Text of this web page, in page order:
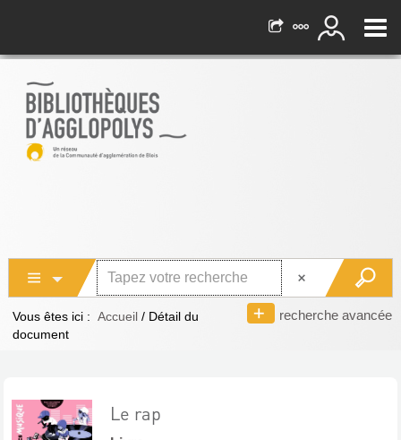
recherche avancée
Vous êtes ici : Accueil / Détail du
document
Le rap